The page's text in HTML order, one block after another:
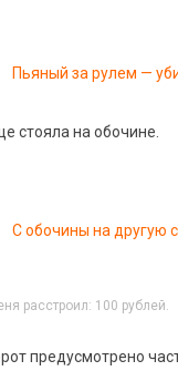
Пьяный за рулем —
стояла на обочине.
С обочины на другую
расстроил: 100 рублей.
предусмотрено